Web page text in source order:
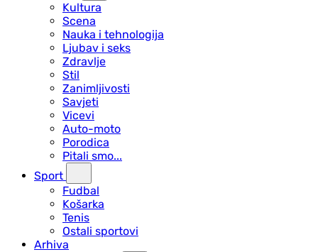
Kultura
Scena
Nauka i tehnologija
Ljubav i seks
Zdravlje
Stil
Zanimljivosti
Savjeti
Vicevi
Auto-moto
Porodica
Pitali smo...
Sport
Fudbal
Košarka
Tenis
Ostali sportovi
Arhiva